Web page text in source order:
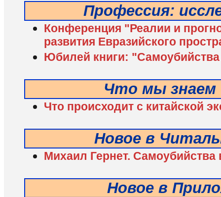
Профессия:
Конференция "Реалии и
развития Евразийского
Юбилей книги:
Что мы знаем
Что происходит с китайской
Новое в
Михаил Гернет. Самоубийства
Новое в